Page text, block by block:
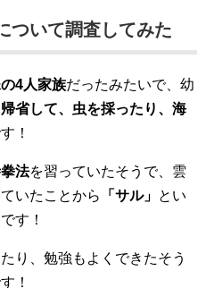
ついて調査してみた
4人家族だったみたいで、幼
省して、虫を採ったり、海
！
法を習っていたそうで、雲
いたことから
「サル」 とい
す！
り、勉強もよくできたそう
！